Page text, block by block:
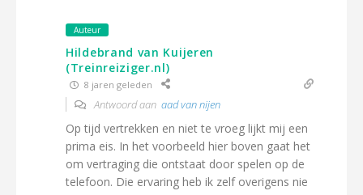
Auteur
Hildebrand van Kuijeren
(Treinreiziger.nl)
8 jaren geleden
Antwoord aan aad van nijen
Op tijd vertrekken en niet te vroeg lijkt mij een
prima eis. In het voorbeeld hier boven gaat het
om vertraging die ontstaat door spelen op de
telefoon. Die ervaring heb ik zelf overigens nie